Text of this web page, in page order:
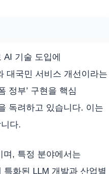
AI 기술 도입에
대국민 서비스 개선이라는
정부’ 구현을 핵심
독려하고 있습니다. 이는
다.
며, 특정 분야에서는
화된 LLM 개발과 산업별